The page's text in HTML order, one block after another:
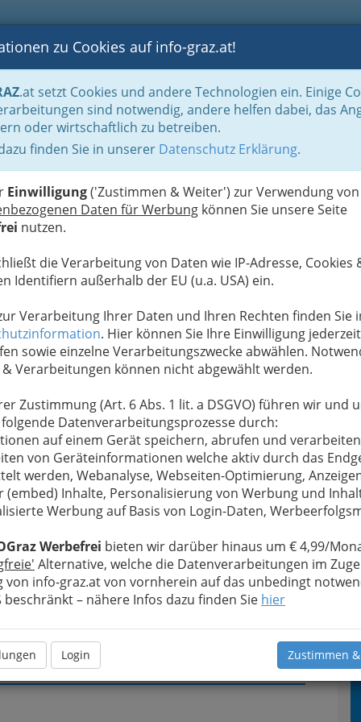
BLOGS FOTOS GASTRONOMIE BRANCHEN
zu Cookies auf info-graz.at!
.at setzt Cookies und andere Technologien ein. Einige
sind notwendig, andere helfen dabei, das
oder wirtschaftlich zu betreiben.
finden Sie in unserer Datenschutz Erklärung.
Einwilligung('Zustimmen & Weiter') zur Verwendung von
Daten für Werbung können Sie unsere Seite
nutzen.
die Verarbeitung von Daten wie IP-Adresse, Cookies
Identifiern außerhalb der EU (u.a. USA) ein.
Verarbeitung Ihrer Daten und Ihren Rechten finden Sie
. Hier können Sie Ihre Einwilligung jederzeit
sowie einzelne Verarbeitungszwecke abwählen.
& Verarbeitungen können nicht abgewählt werden.
Zustimmung (Art. 6 Abs. 1 lit. a DSGVO) führen wir und
Datenverarbeitungsprozesse durch:
auf einem Gerät speichern, abrufen und
von Geräteinformationen welche aktiv durch das
werden, Webanalyse, Webseiten-Optimierung,
(embed) Inhalte, Personalisierung von Werbung und
Werbung auf Basis von Login-Daten,
Werbefrei bieten wir darüber hinaus um € 4,99/
Alternative, welche die Datenverarbeitungen im
von info-graz.at von vornherein auf das unbedingt
beschränkt – nähere Infos dazu finden Sie hier
Login Zustimmen
Vermittlung von Dienstverträgen für Künstler
bewahren, verwenden wir an dieser Stelle zur
Ihre Nachricht wird nach dem Absenden
TAG theateragenda weitergeleitet.
Meine Nachricht
Meine Nachricht senden